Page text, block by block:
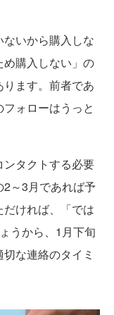
いから購入しな
購入しない」の
ます。前者であ
ォローはうっと
タクトする必要
～3月であれば予
ければ、「では
うから、1月下旬
な連絡のタイミ